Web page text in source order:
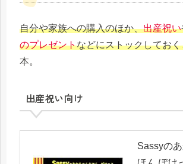
自分や家族への購入のほか、出産祝い
のプレゼントなどにストックしてお
本。
出産祝い向け
Sassyの